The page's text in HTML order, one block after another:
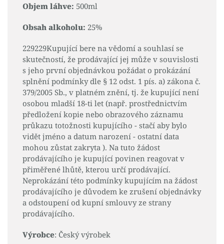
Objem láhve: 500ml
Obsah alkoholu: 25%
229229Kupující bere na vědomí a souhlasí se
skutečností, že prodávající jej může v souvislosti
s jeho první objednávkou požádat o prokázání
splnění podmínky dle § 12 odst. 1 pís. a) zákona č.
379/2005 Sb., v platném znění, tj. že kupující není
osobou mladší 18-ti let (např. prostřednictvím
předložení kopie nebo obrazového záznamu
průkazu totožnosti kupujícího - stačí aby bylo
vidět jméno a datum narození - ostatní data
mohou zůstat zakryta ). Na tuto žádost
prodávajícího je kupující povinen reagovat v
přiměřené lhůtě, kterou určí prodávající.
Neprokázání této podmínky kupujícím na žádost
prodávajícího je důvodem ke zrušení objednávky
a odstoupení od kupní smlouvy ze strany
prodávajícího.
Výrobce: Český výrobek